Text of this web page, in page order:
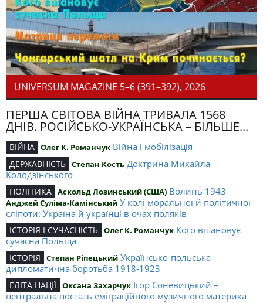
UNIVERSUM MAGAZINE 5–6 (391–392), 2026
ПЕРША СВІТОВА ВІЙНА ТРИВАЛА 1568
ДНІВ. РОСІЙСЬКО-УКРАЇНСЬКА – БІЛЬШЕ...
ВІЙНА Олег К. Романчук Війна і мобілізація
ДЕРЖАВНІСТЬ Степан Кость Доктрина Михайла
Колодзінського
ПОЛІТИКА Аскольд Лозинський (США) Волинь 1943
Анджей Суліма-Камінський У колі моральної й політичної
сліпоти: Україна й українці в очах поляків
ІСТОРІЯ І СУЧАСНІСТЬ Олег К. Романчук Кого вшановує
сучасна Польща
ІСТОРІЯ Степан Ріпецький Українсько-польська
дипломатична боротьба 1918-1923
ЕЛІТА НАЦІЇ Оксана Захарчук Ігор Соневицький –
центральна постать еміграційного музичного материка